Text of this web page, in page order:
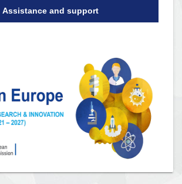
Assistance and support